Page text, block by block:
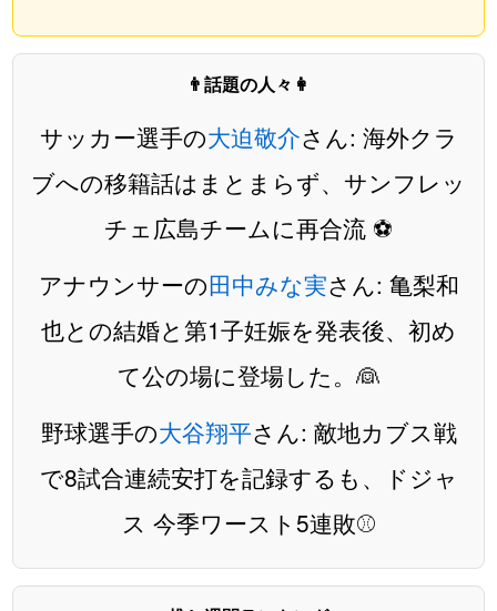
👨話題の人々👩
サッカー選手の大迫敬介さん: 海外クラ
ブへの移籍話はまとまらず、サンフレッ
チェ広島チームに再合流 ⚽️
アナウンサーの田中みな実さん: 亀梨和
也との結婚と第1子妊娠を発表後、初め
て公の場に登場した。👰
野球選手の大谷翔平さん: 敵地カブス戦
で8試合連続安打を記録するも、ドジャ
ス 今季ワースト5連敗⚾️